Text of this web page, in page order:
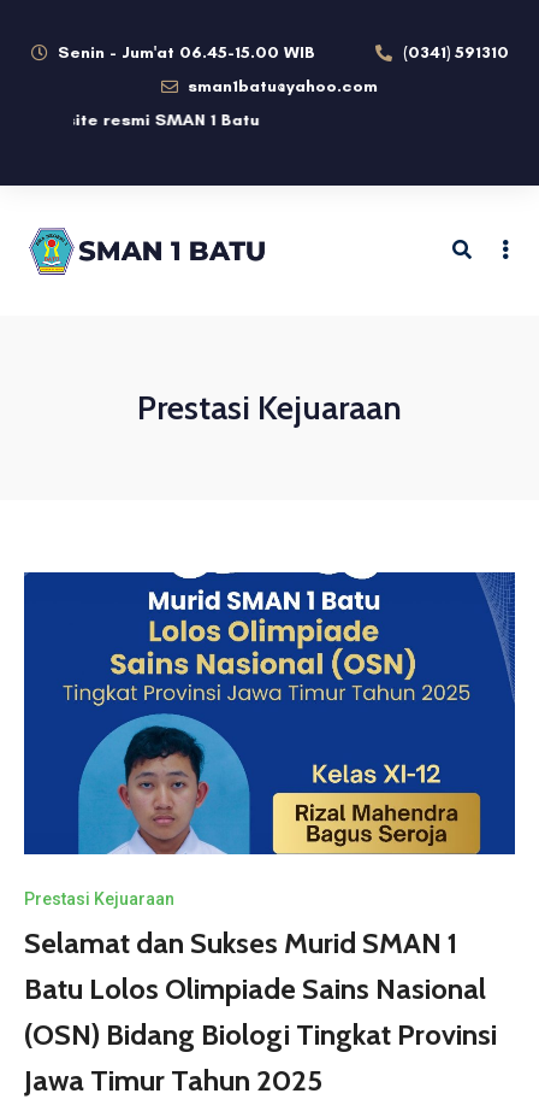
Senin - Jum'at 06.45-15.00 WIB
(0341) 591310
sman1batu@yahoo.com
resmi SMAN 1 Batu
Prestasi Kejuaraan
Prestasi Kejuaraan
Selamat dan Sukses Murid SMAN 1
Batu Lolos Olimpiade Sains Nasional
(OSN) Bidang Biologi Tingkat Provinsi
Jawa Timur Tahun 2025